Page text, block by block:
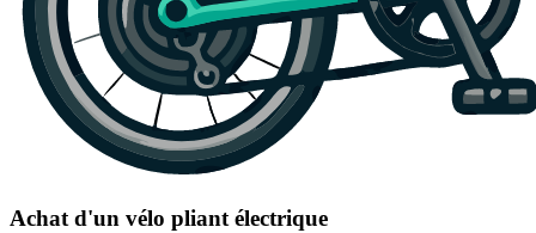
Achat d'un vélo pliant électrique